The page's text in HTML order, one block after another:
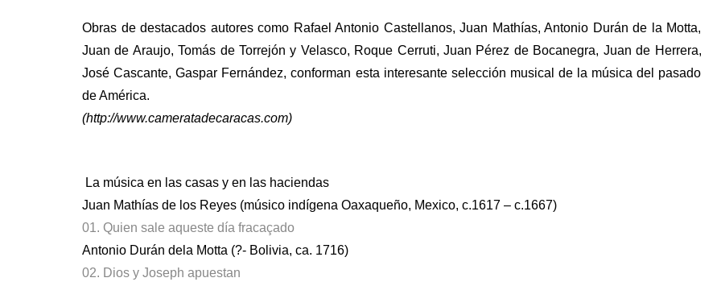
Obras de destacados autores como Rafael Antonio Castellanos, Juan Mathías, Antonio Durán de la Motta,
Juan de Araujo, Tomás de Torrejón y Velasco, Roque Cerruti, Juan Pérez de Bocanegra, Juan de Herrera,
José Cascante, Gaspar Fernández, conforman esta interesante selección musical de la música del pasado
de América.
(http://www.cameratadecaracas.com)
La música en las casas y en las haciendas
Juan Mathías de los Reyes (músico indígena Oaxaqueño, Mexico, c.1617 – c.1667)
01. Quien sale aqueste día fracaçado
Antonio Durán dela Motta (?- Bolivia, ca. 1716)
02. Dios y Joseph apuestan